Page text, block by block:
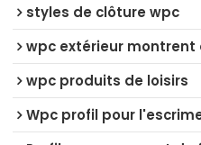
styles de clôture wpc
wpc extérieur montrent
wpc produits de loisirs
Wpc profil pour